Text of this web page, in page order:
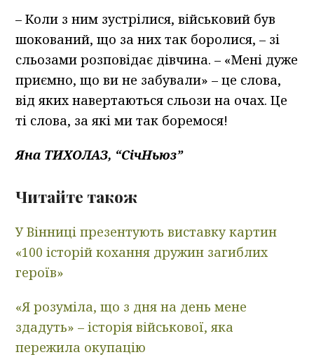
– Коли з ним зустрілися, військовий був
шокований, що за них так боролися, – зі
сльозами розповідає дівчина. – «Мені дуже
приємно, що ви не забували» – це слова,
від яких навертаються сльози на очах. Це
ті слова, за які ми так боремося!
Яна ТИХОЛАЗ, “СічНьюз”
Читайте також
У Вінниці презентують виставку картин
«100 історій кохання дружин загиблих
героїв»
«Я розуміла, що з дня на день мене
здадуть» – історія військової, яка
пережила окупацію